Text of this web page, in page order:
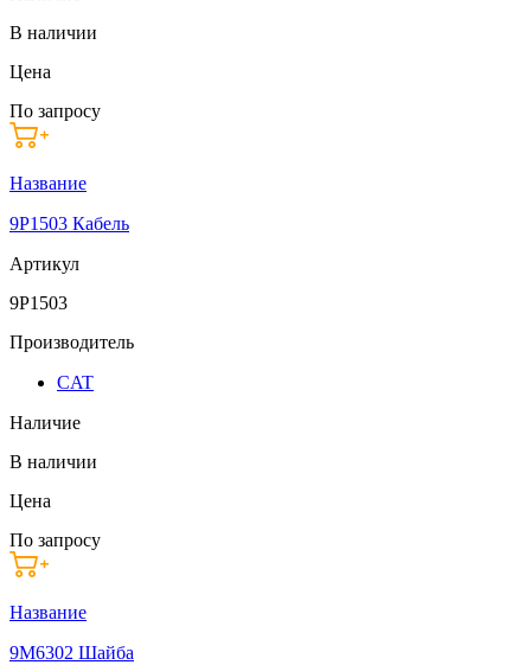
В наличии
Цена
По запросу
Название
9P1503 Кабель
Артикул
9P1503
Производитель
CAT
Наличие
В наличии
Цена
По запросу
Название
9M6302 Шайба